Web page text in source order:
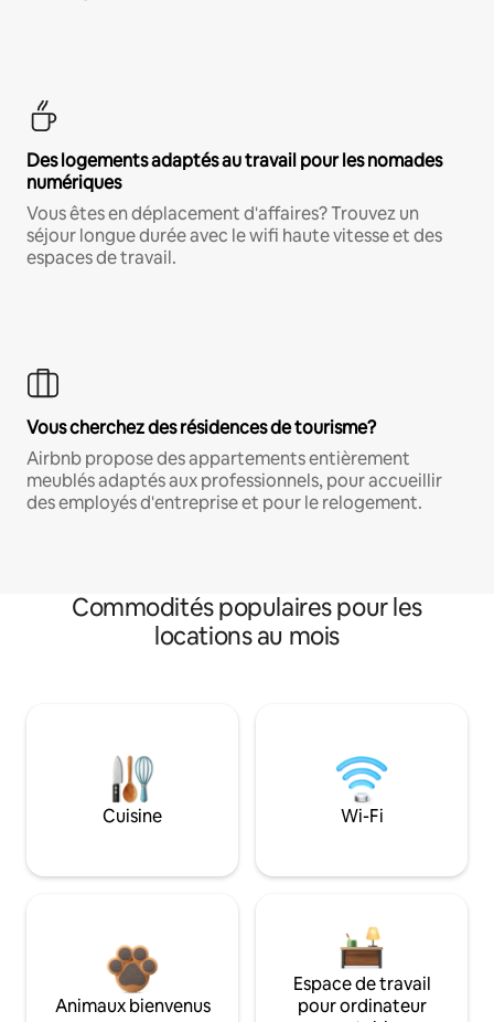
Des logements adaptés au travail pour les nomades
numériques
Vous êtes en déplacement d'affaires? Trouvez un
séjour longue durée avec le wifi haute vitesse et des
espaces de travail.
Vous cherchez des résidences de tourisme?
Airbnb propose des appartements entièrement
meublés adaptés aux professionnels, pour accueillir
des employés d'entreprise et pour le relogement.
Commodités populaires pour les
locations au mois
Cuisine Wi-Fi
Animaux bienvenus
Espace de travail
pour ordinateur